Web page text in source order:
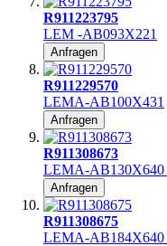
R911223795
LEM -AB093X221
Anfragen
R911229570
LEMA-AB100X431
Anfragen
R911308673
LEMA-
Anfragen
R911308675
LEMA-